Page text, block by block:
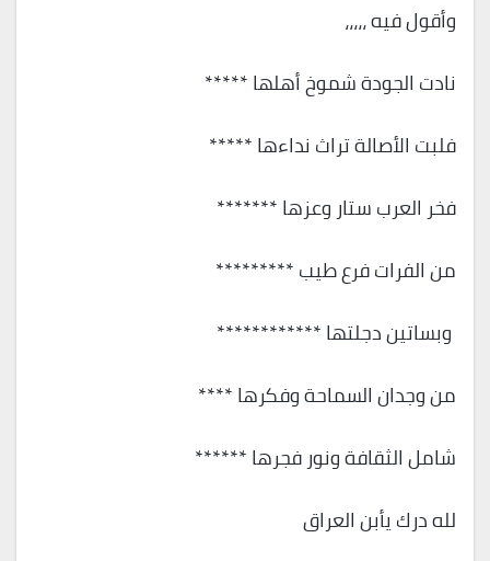
وأقول فيه ،،،،،
نادت الجودة شموخ أهلها *****
فلبت الأصالة تراث نداءها *****
فخر العرب ستار وعزها *******
من الفرات فرع طيب *********
وبساتين دجلتها ************
من وجدان السماحة وفكرها ****
شامل الثقافة ونور فجرها ******
لله درك يأبن العراق